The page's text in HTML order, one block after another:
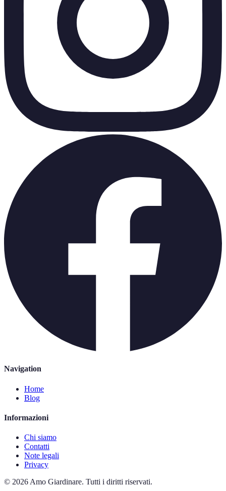
Navigation
Home
Blog
Informazioni
Chi siamo
Contatti
Note legali
Privacy
© 2026 Amo Giardinare. Tutti i diritti riservati.